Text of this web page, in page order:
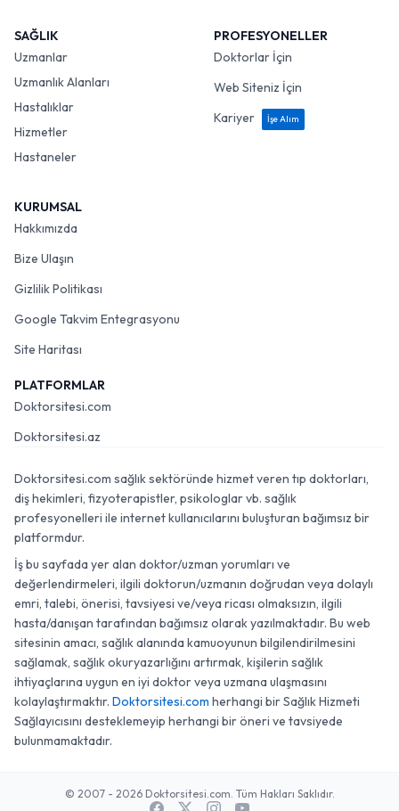
SAĞLIK
Uzmanlar
Uzmanlık Alanları
Hastalıklar
Hizmetler
Hastaneler
PROFESYONELLER
Doktorlar İçin
Web Siteniz İçin
Kariyer
İşe Alım
KURUMSAL
Hakkımızda
Bize Ulaşın
Gizlilik Politikası
Google Takvim Entegrasyonu
Site Haritası
PLATFORMLAR
Doktorsitesi.com
Doktorsitesi.az
Doktorsitesi.com sağlık sektöründe hizmet veren tıp doktorları,
diş hekimleri, fizyoterapistler, psikologlar vb. sağlık
profesyonelleri ile internet kullanıcılarını buluşturan bağımsız bir
platformdur.
İş bu sayfada yer alan doktor/uzman yorumları ve
değerlendirmeleri, ilgili doktorun/uzmanın doğrudan veya dolaylı
emri, talebi, önerisi, tavsiyesi ve/veya ricası olmaksızın, ilgili
hasta/danışan tarafından bağımsız olarak yazılmaktadır. Bu web
sitesinin amacı, sağlık alanında kamuoyunun bilgilendirilmesini
sağlamak, sağlık okuryazarlığını artırmak, kişilerin sağlık
ihtiyaçlarına uygun en iyi doktor veya uzmana ulaşmasını
kolaylaştırmaktır. Doktorsitesi.com herhangi bir Sağlık Hizmeti
Sağlayıcısını desteklemeyip herhangi bir öneri ve tavsiyede
bulunmamaktadır.
© 2007 - 2026 Doktorsitesi.com. Tüm Hakları Saklıdır.